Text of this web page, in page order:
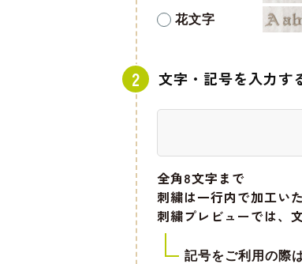
花文字
文字・記号を入力す
全角8文字 まで
刺繍は一行内で加工い
刺繍プレビューでは、
記号をご利用の際